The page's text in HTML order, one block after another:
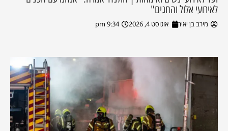
לאירועי אלול והחגים"
מירב בן יאיר אוגוסט 4, 2026 9:34 pm